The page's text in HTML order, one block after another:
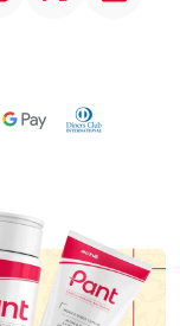
Google PayDiners Club